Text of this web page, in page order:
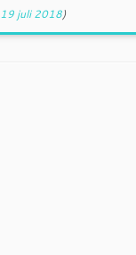
19 juli 2018)